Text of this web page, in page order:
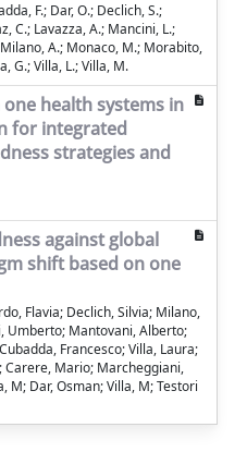
F.; Dar, O.; Declich, S.;
C.; Lavazza, A.; Mancini, L.;
A.; Monaco, M.; Morabito,
G.; Villa, L.; Villa, M.
health systems in
for integrated
strategies and
against global
shift based on one
Flavia; Declich, Silvia; Milano,
Umberto; Mantovani, Alberto;
Francesco; Villa, Laura;
Carere, Mario; Marcheggiani,
M; Dar, Osman; Villa, M; Testori